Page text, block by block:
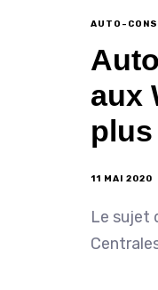
AUTO-
aux
11 MAI 2020
Le sujet